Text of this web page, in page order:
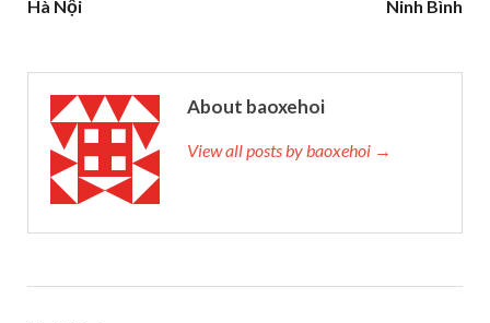
Hà Nội
Ninh Bình
About baoxehoi
View all posts by baoxehoi →